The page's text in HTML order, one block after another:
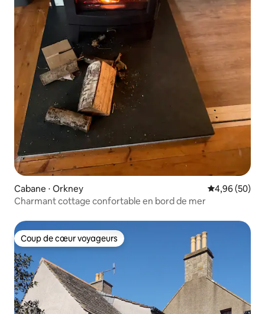
Cabane ⋅ Orkney Évaluation
4,96 (50)
Charmant cottage confortable en bord de mer
Coup de cœur voyageurs
Coup de cœur voyageurs